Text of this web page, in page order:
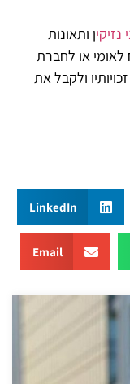
נזיקין ותאונות
או לחברת
ולקבל את
LinkedIn
Email